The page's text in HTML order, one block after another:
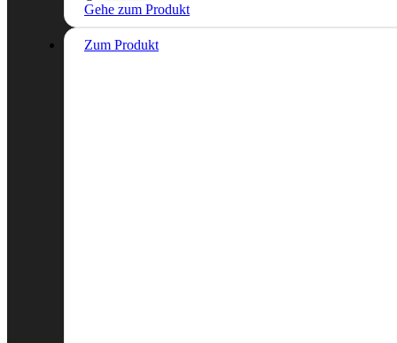
Gehe zum Produkt
Zum Produkt